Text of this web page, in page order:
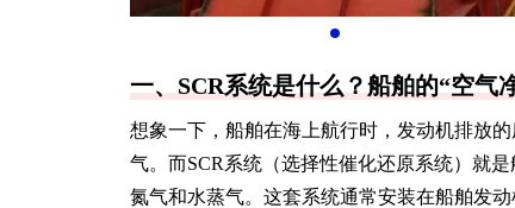
一、SCR系统是什么？船舶的“空气
想象一下，船舶在海上航行时，发动机排放
气。而SCR系统（选择性催化还原系统）就
氮气和水蒸气。这套系统通常安装在船舶发